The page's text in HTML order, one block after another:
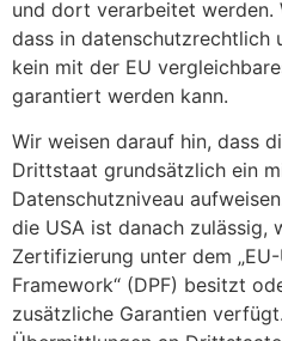
und dort verarbeitet werden.
dass in datenschutzrechtlich
kein mit der EU
garantiert werden kann.
Wir weisen darauf hin, dass
Drittstaat grundsätzlich ein
Datenschutzniveau
die USA ist danach zulässig,
Zertifizierung unter dem
Framework“ (DPF) besitzt
zusätzliche Garantien